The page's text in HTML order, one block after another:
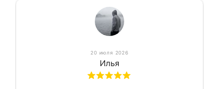
20 июля 2026
Илья